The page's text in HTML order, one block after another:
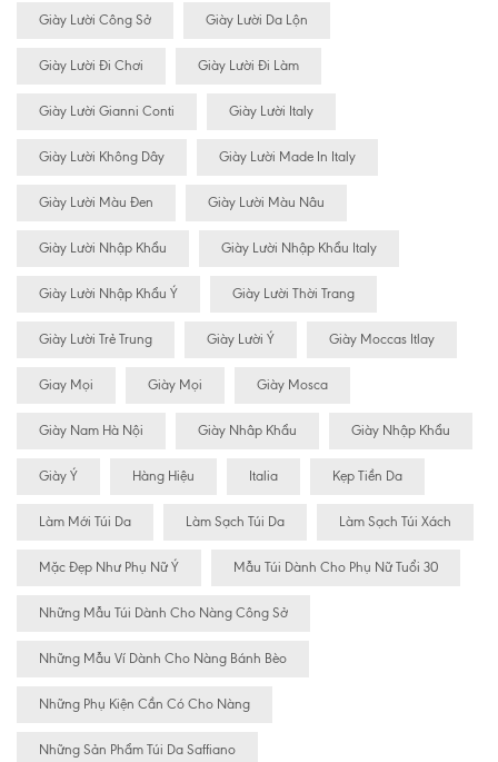
Giày Lười Công Sở Giày Lười Da Lộn
Giày Lười Đi Chơi Giày Lười Đi Làm
Giày Lười Gianni Conti Giày Lười Italy
Giày Lười Không Dây Giày Lười Made In Italy
Giày Lười Màu Đen Giày Lười Màu Nâu
Giày Lười Nhập Khẩu Giày Lười Nhập Khẩu Italy
Giày Lười Nhập Khẩu Ý Giày Lười Thời Trang
Giày Lười Trẻ Trung Giày Lười Ý Giày Moccas Itlay
Giay Mọi Giày Mọi Giày Mosca
Giày Nam Hà Nội Giày Nhâp Khẩu Giày Nhập Khẩu
Giày Ý Hàng Hiệu Italia Kẹp Tiền Da
Làm Mới Túi Da Làm Sạch Túi Da Làm Sạch Túi Xách
Mặc Đẹp Như Phụ Nữ Ý Mẫu Túi Dành Cho Phụ Nữ Tuổi 30
Những Mẫu Túi Dành Cho Nàng Công Sở
Những Mẫu Ví Dành Cho Nàng Bánh Bèo
Những Phụ Kiện Cần Có Cho Nàng
Những Sản Phẩm Túi Da Saffiano